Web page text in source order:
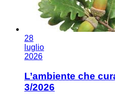
28
luglio
2026
L’ambiente che
3/2026